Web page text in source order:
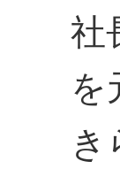
社
を
き